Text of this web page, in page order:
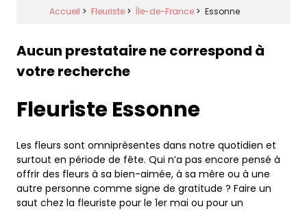
Accueil > Fleuriste > Île-de-France > Essonne
Aucun prestataire ne correspond à
votre recherche
Fleuriste Essonne
Les fleurs sont omniprésentes dans notre quotidien et
surtout en période de fête. Qui n’a pas encore pensé à
offrir des fleurs à sa bien-aimée, à sa mère ou à une
autre personne comme signe de gratitude ? Faire un
saut chez la fleuriste pour le 1er mai ou pour un